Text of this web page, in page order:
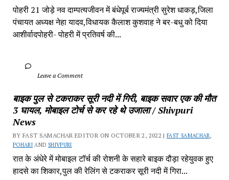
पोहरी 21 जोड़े नव दाम्पत्यजीवन में बंधेपूर्ब राज्यमंत्री सुरेश धाकड़,जिला
पंचायत अध्यक्ष नेहा यादव,विधायक कैलाश कुशवाह ने बर-बधु को दिया
आशीर्वादपोहरी- पोहरी में प्रतिवर्ष की...
		Leave a Comment
बाइक पुल से टकराकर सूरी नदी में गिरी, बाइक सवार एक की मौत
3 घायल, मोबाइल टोर्च से कर रहे थे उजाला / Shivpuri
News
BY FAST SAMACHAR EDITOR ON OCTOBER 2, 2022 | FAST SAMACHAR
POHARI AND SHIVPURI
रात के अंधेरे में मोबाइल टॉर्च की रोशनी के सहारे बाइक दौड़ा रहेयुवक हुए
हादसे का शिकार,पुल की रेलिंग से टकराकर सूरी नदी में गिरा...